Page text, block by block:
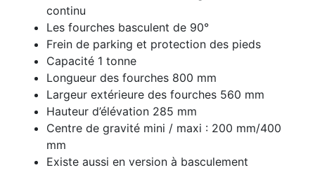
continu
Les fourches basculent de 90°
Frein de parking et protection des pieds
Capacité 1 tonne
Longueur des fourches 800 mm
Largeur extérieure des fourches 560 mm
Hauteur d’élévation 285 mm
Centre de gravité mini / maxi : 200 mm/400
mm
Existe aussi en version à basculement